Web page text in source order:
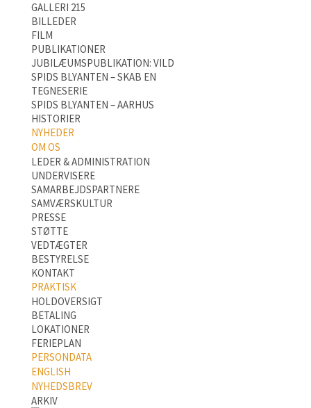
GALLERI 215
BILLEDER
FILM
PUBLIKATIONER
JUBILÆUMSPUBLIKATION: VILD
SPIDS BLYANTEN – SKAB EN
TEGNESERIE
SPIDS BLYANTEN – AARHUS
HISTORIER
NYHEDER
OM OS
LEDER & ADMINISTRATION
UNDERVISERE
SAMARBEJDSPARTNERE
SAMVÆRSKULTUR
PRESSE
STØTTE
VEDTÆGTER
BESTYRELSE
KONTAKT
PRAKTISK
HOLDOVERSIGT
BETALING
LOKATIONER
FERIEPLAN
PERSONDATA
ENGLISH
NYHEDSBREV
ARKIV